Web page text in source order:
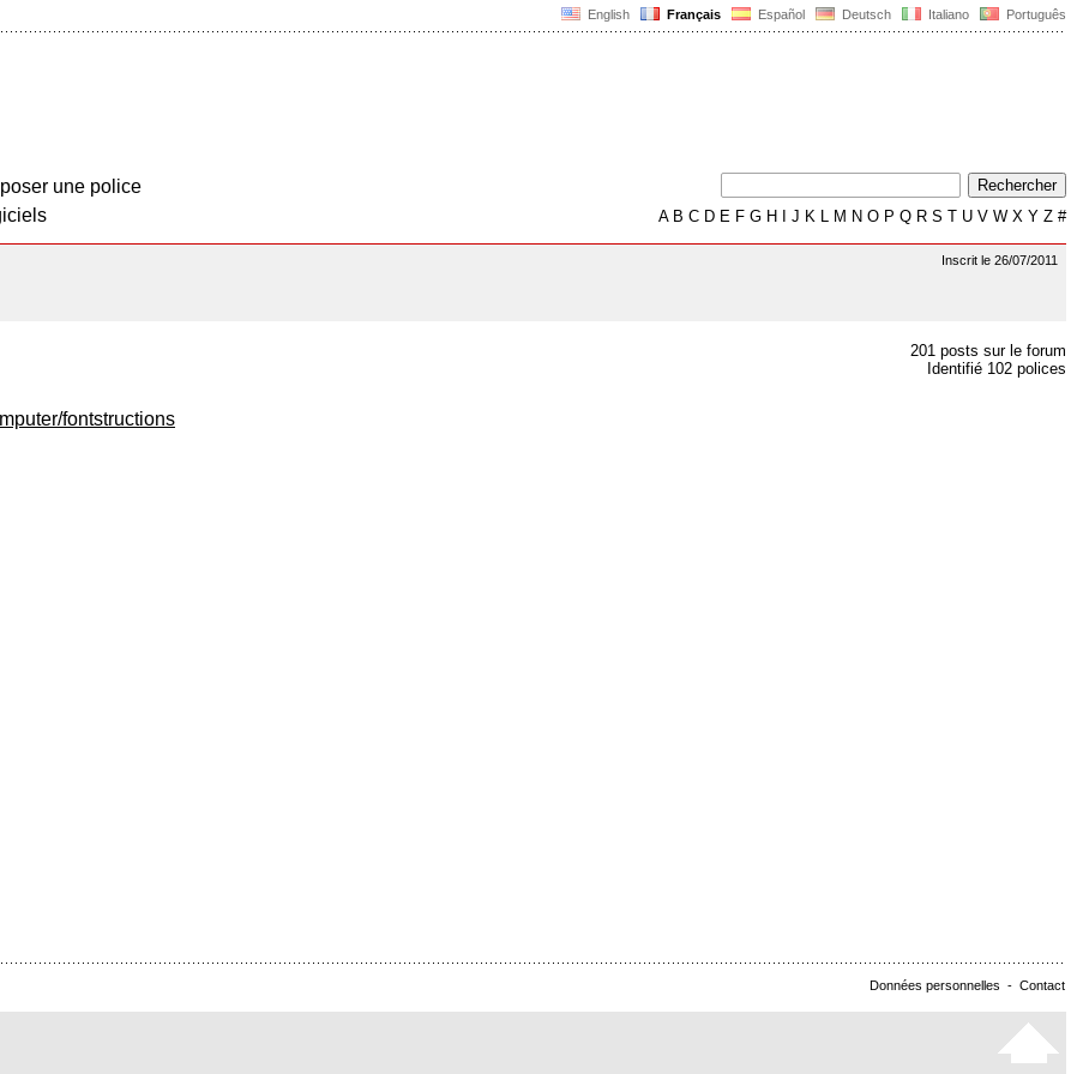
English Français Español Deutsch Italiano Português
une police
AB C D E F G H J K L M N O P Q R S T U V W X Y Z #
Inscrit le 26/07/2011
201 posts sur le forum
Identifié 102 polices
fontstructions
Données personnelles - Contact